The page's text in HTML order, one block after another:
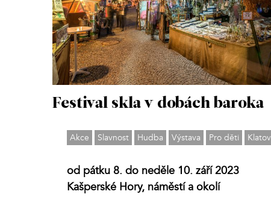
Festival skla v dobách baroka
Akce Slavnost Hudba Výstava Pro děti
od pátku 8. do neděle 10. září 2023
Kašperské Hory, náměstí a okolí